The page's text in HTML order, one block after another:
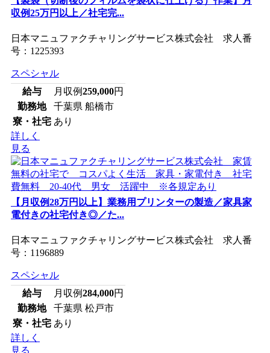
収例25万円以上／社宅完...
日本マニュファクチャリングサービス株式会社 求人番
号：1225393
スペシャル
給与
月収例259,000円
勤務地
千葉県 船橋市
寮・社宅 あり
詳しく
見る
【月収例28万円以上】業務用プリンターの製造／家具家
電付きの社宅付き◎／た...
日本マニュファクチャリングサービス株式会社 求人番
号：1196889
スペシャル
給与
月収例284,000円
勤務地
千葉県 松戸市
寮・社宅 あり
詳しく
見る